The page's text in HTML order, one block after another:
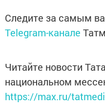
Следите за самым
Telegram-канале
Читайте новости
национальном
https://max.ru/